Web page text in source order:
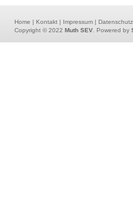
Home | Kontakt | Impressum |
Copyright © 2022 Muth SEV . Powered by